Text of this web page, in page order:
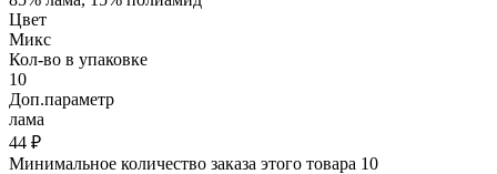
Цвет
Микс
Кол-во в упаковке
10
Доп.параметр
лама
44 ₽
Минимальное количество заказа этого товара 10